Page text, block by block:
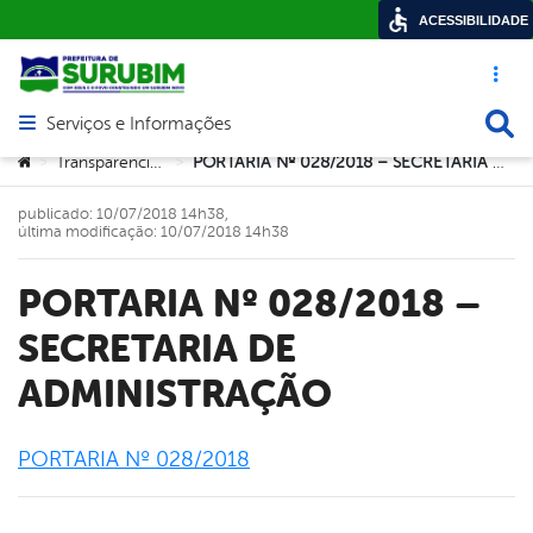
Acesso
Abrir menu principal de navegação
Serviços e Informações
Você está aqui:
> Transparencia2017 > PORTARIA Nº 028/2018 – SECRETARIA DE ADMINISTRAÇÃO
PORTARIA Nº 028/2018 –
SECRETARIA DE
ADMINISTRAÇÃO
publicado: 10/07/2018 14h38,
última modificação: 10/07/2018 14h38
PORTARIA Nº 028/2018
ACESSIBILIDADE